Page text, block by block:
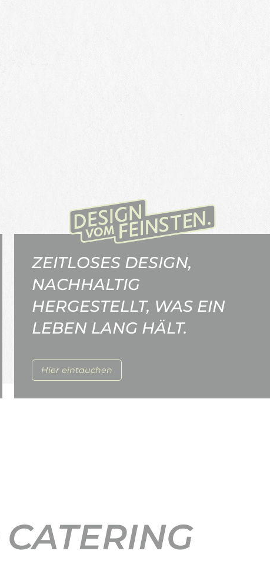
Hier eintauchen
ZEITLOSES DESIGN,
NACHHALTIG
HERGESTELLT, WAS EIN
LEBEN LANG HÄLT.